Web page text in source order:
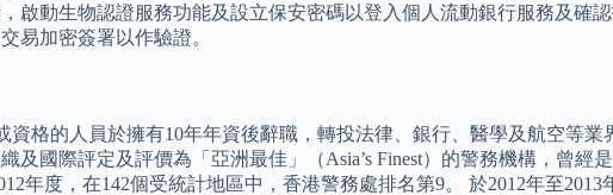
動生物認證服務功能及設立保安密碼以登入個人流動銀行服務及確
易加密簽署以作驗證。
格的人員於擁有10年年資後辭職，轉投法律、銀行、醫學及航空等業
國際評定及評價為「亞洲最佳」（Asia’s Finest）的警務機構，曾經
度，在142個受統計地區中，香港警務處排名第9。 於2012年至2013